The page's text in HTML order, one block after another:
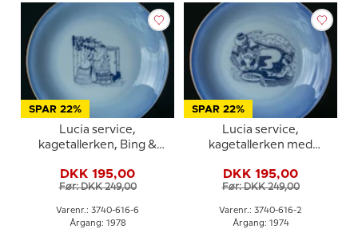
SPAR 22%
Lucia service,
kagetallerken, Bing &
DKK 195,00
Før: DKK 249,00
Varenr.: 3740-616-6
Årgang: 1978
SPAR 22%
Lucia service,
kagetallerken med
& Grøndahl
DKK 195,00
Før: DKK 249,00
Varenr.: 3740-616-2
Årgang: 1974